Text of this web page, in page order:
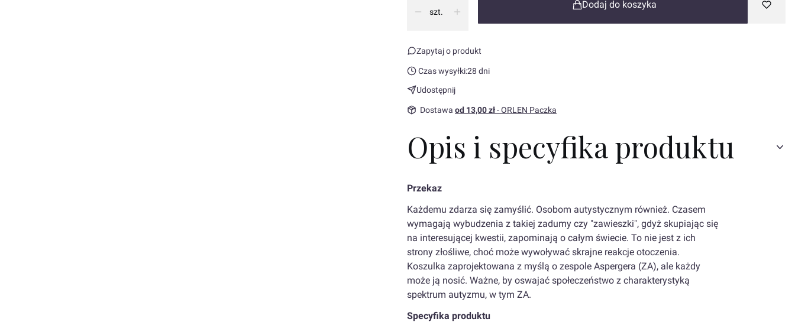
szt.
Dodaj do koszyka
Zapytaj o produkt
Czas wysyłki:28 dni
Udostępnij
Dostawa od 13,00 zł- ORLEN Paczka
Opis i specyfika produktu
Przekaz
Każdemu zdarza się zamyślić. Osobom autystycznym również. Czasem
wymagają wybudzenia z takiej zadumy czy "zawieszki", gdyż skupiając się
na interesującej kwestii, zapominają o całym świecie. To nie jest z ich
strony złośliwe, choć może wywoływać skrajne reakcje otoczenia.
Koszulka zaprojektowana z myślą o zespole Aspergera (ZA), ale każdy
może ją nosić. Ważne, by oswajać społeczeństwo z charakterystyką
spektrum autyzmu, w tym ZA.
Specyfika produktu